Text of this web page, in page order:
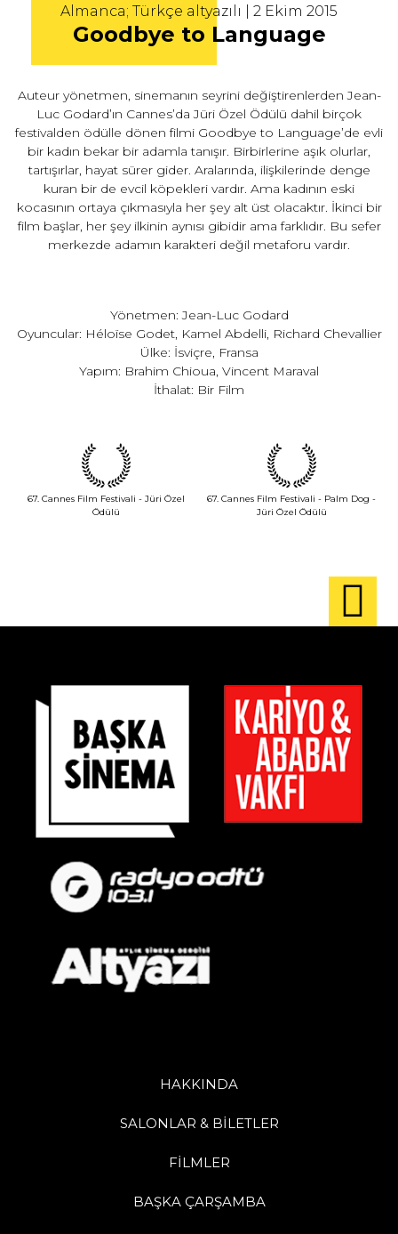
Almanca; Türkçe altyazılı | 2 Ekim 2015
Goodbye to Language
Auteur yönetmen, sinemanın seyrini değiştirenlerden Jean-
Luc Godard’ın Cannes’da Jüri Özel Ödülü dahil birçok
festivalden ödülle dönen filmi Goodbye to Language’de evli
bir kadın bekar bir adamla tanışır. Birbirlerine aşık olurlar,
tartışırlar, hayat sürer gider. Aralarında, ilişkilerinde denge
kuran bir de evcil köpekleri vardır. Ama kadının eski
kocasının ortaya çıkmasıyla her şey alt üst olacaktır. İkinci bir
film başlar, her şey ilkinin aynısı gibidir ama farklıdır. Bu sefer
merkezde adamın karakteri değil metaforu vardır.
Yönetmen: Jean-Luc Godard
Oyuncular: Héloïse Godet, Kamel Abdelli, Richard Chevallier
Ülke: İsviçre, Fransa
Yapım: Brahim Chioua, Vincent Maraval
İthalat: Bir Film
67. Cannes Film Festivali - Jüri Özel
Ödülü
67. Cannes Film Festivali - Palm Dog -
Jüri Özel Ödülü
HAKKINDA
SALONLAR & BİLETLER
FİLMLER
BAŞKA ÇARŞAMBA